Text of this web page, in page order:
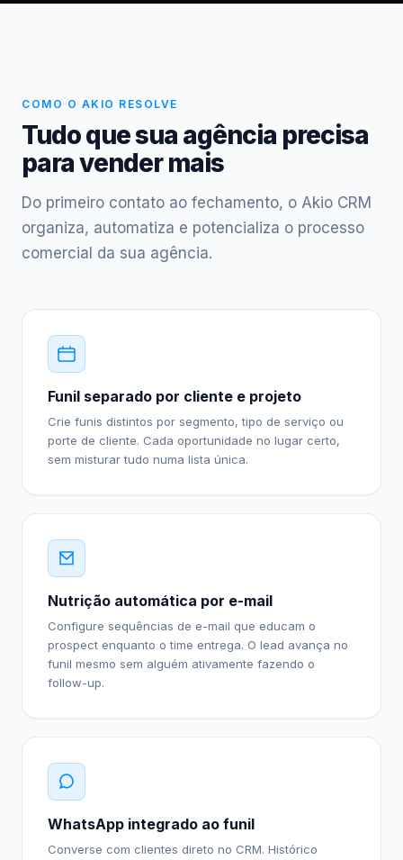
COMO O AKIO RESOLVE
Tudo que sua agência precisa
para vender mais
Do primeiro contato ao fechamento, o Akio CRM
organiza, automatiza e potencializa o processo
comercial da sua agência.
Funil separado por cliente e projeto
Crie funis distintos por segmento, tipo de serviço ou
porte de cliente. Cada oportunidade no lugar certo,
sem misturar tudo numa lista única.
Nutrição automática por e-mail
Configure sequências de e-mail que educam o
prospect enquanto o time entrega. O lead avança no
funil mesmo sem alguém ativamente fazendo o
follow-up.
WhatsApp integrado ao funil
Converse com clientes direto no CRM. Histórico